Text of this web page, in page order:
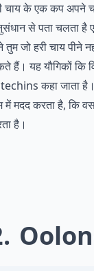
चाय के एक कप अपने
से पता चलता है
तुम जो हरी चाय
हैं। यह यौगिकों कि
कहा जाता
में मदद करता है, कि
है।